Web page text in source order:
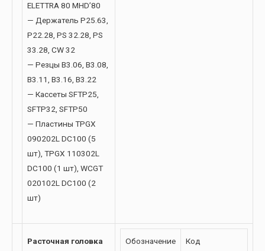
ELETTRA 80 MHD’80
— Держатель P25.63,
P22.28, PS 32.28, PS
33.28, CW 32
— Резцы B3.06, B3.08,
B3.11, B3.16, B3.22
— Кассеты SFTP25,
SFTP32, SFTP50
— Пластины TPGX
090202L DC100 (5
шт), TPGX 110302L
DC100 (1 шт), WCGT
020102L DC100 (2
шт)
Расточная головка Обозначение Код